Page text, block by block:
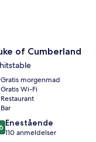
of Cumberland
Gratis morgenmad
Gratis Wi-Fi
Restaurant
Bar
Enestående
110 anmeldelser